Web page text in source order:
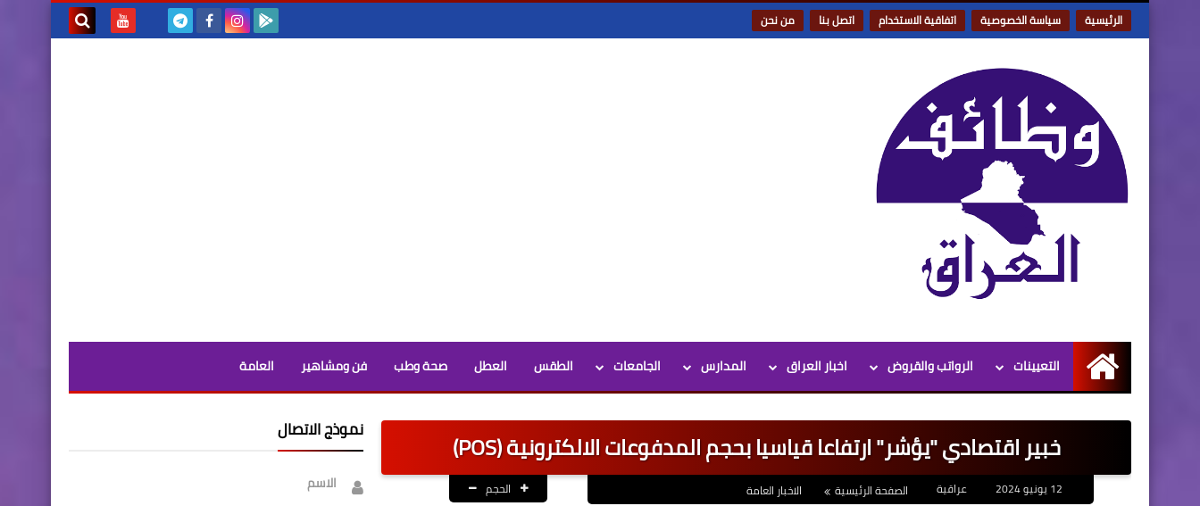
الرئيسية سياسة الخصوصية اتفاقية الاستخدام اتصل بنا من نحن
الرئيسية
التعيينات الرواتب والقروض اخبار العراق المدارس الجامعات الطقس العطل صحة وطب فن ومشاهير العامة
خبير اقتصادي "يؤشر" ارتفاعا قياسيا بحجم المدفوعات الالكترونية (POS)
عراقية الصفحة الرئيسية الاخبار العامة الحجم
نموذج الاتصال
الاسم